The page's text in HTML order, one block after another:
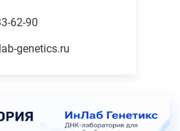
62-90
genetics.ru